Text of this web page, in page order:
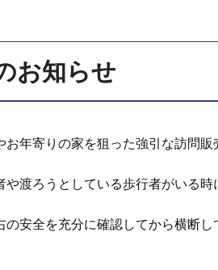
お知らせ
お年寄りの家を狙った強引な訪問
渡ろうとしている歩行者がいる
安全を充分に確認してから横断